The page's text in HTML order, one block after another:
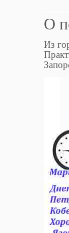
О
Из